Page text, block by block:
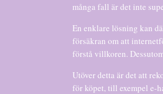
många fall är det inte
En enklare lösning kan
försäkran om att
förstå villkoren.
Utöver detta är det att
för köpet, till exempel e-